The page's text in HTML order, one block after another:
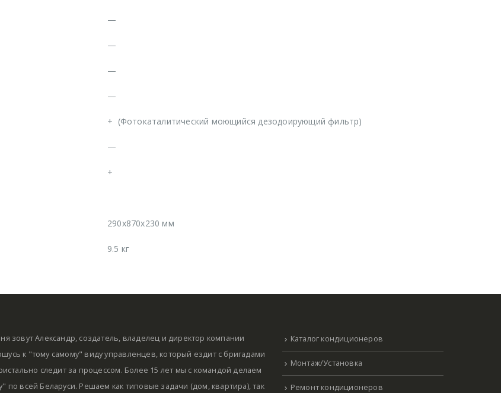
—
—
—
—
+ (Фотокаталитический моющийся дезодоирующий фильтр)
—
+
290x870x230 мм
9.5 кг
зовут Александр, создатель, владелец и директор компании
к "тому самому" виду управленцев, который ездит с бригадами
следит за процессом. Более 15 лет мы с командой делаем
по всей Беларуси. Решаем как типовые задачи (дом, квартира), так
Каталог кондиционеров
Монтаж/Установка
Ремонт кондиционеров